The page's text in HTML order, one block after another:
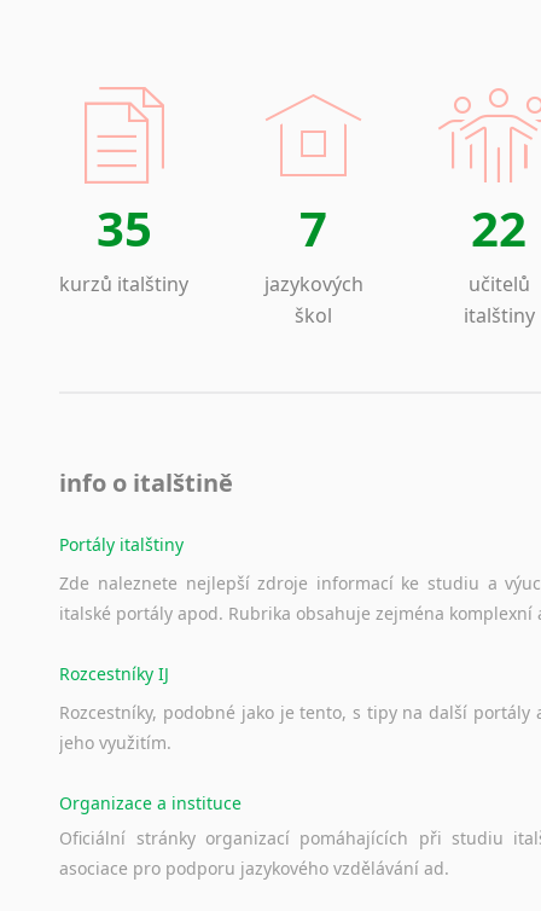
35
kurzů italštiny
7
jazykových
škol
22
učitelů
italštiny
info o italštině
Portály italštiny
Zde naleznete nejlepší zdroje informací ke studiu a
italské portály apod. Rubrika obsahuje zejména komplexní
Rozcestníky IJ
Rozcestníky, podobné jako je tento, s tipy na další portály
jeho využitím.
Organizace a instituce
Oficiální stránky organizací pomáhajících při studiu
asociace pro podporu jazykového vzdělávání ad.